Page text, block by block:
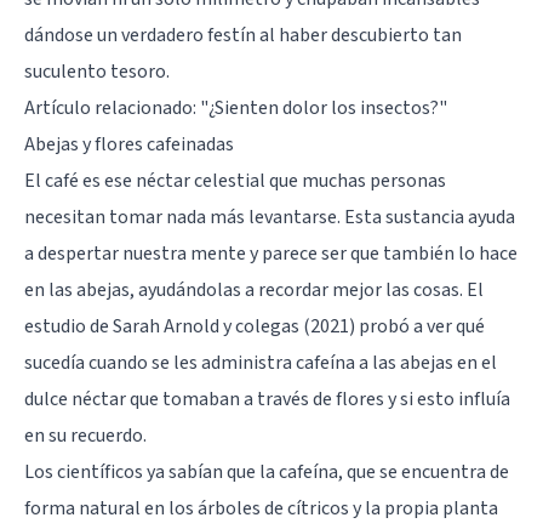
dándose un verdadero festín al haber descubierto tan
suculento tesoro.
Artículo relacionado: "¿Sienten dolor los insectos?"
Abejas y flores cafeinadas
El café es ese néctar celestial que muchas personas
necesitan tomar nada más levantarse. Esta sustancia ayuda
a despertar nuestra mente y parece ser que también lo hace
en las abejas, ayudándolas a recordar mejor las cosas. El
estudio de Sarah Arnold y colegas (2021) probó a ver qué
sucedía cuando se les administra cafeína a las abejas en el
dulce néctar que tomaban a través de flores y si esto influía
en su recuerdo.
Los científicos ya sabían que la cafeína, que se encuentra de
forma natural en los árboles de cítricos y la propia planta